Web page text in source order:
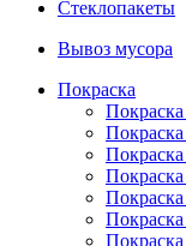
Стеклопакеты
Вывоз мусора
Покраска
Покраска
Покраска